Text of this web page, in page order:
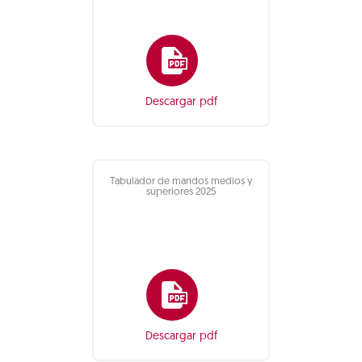
Descargar pdf
Tabulador de mandos medios y
superiores 2025
Descargar pdf